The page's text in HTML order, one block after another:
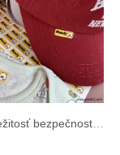
Nalepenie štítkov na oblečenie pre deti: Dôležitosť bezpečnosti a materiálov